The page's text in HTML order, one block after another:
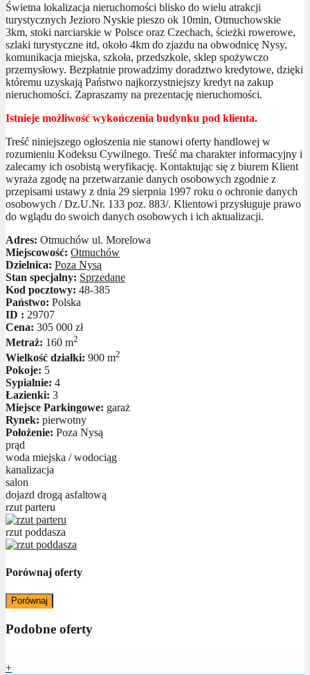
Świetna lokalizacja nieruchomości blisko do wielu atrakcji
turystycznych Jezioro Nyskie pieszo ok 10min, Otmuchowskie
3km, stoki narciarskie w Polsce oraz Czechach, ścieżki rowerowe,
szlaki turystyczne itd, około 4km do zjazdu na obwodnicę Nysy,
komunikacja miejska, szkoła, przedszkole, sklep spożywczo
przemysłowy. Bezpłatnie prowadzimy doradztwo kredytowe, dzięki
któremu uzyskają Państwo najkorzystniejszy kredyt na zakup
nieruchomości. Zapraszamy na prezentację nieruchomości.
Istnieje możliwość wykończenia budynku pod klienta.
Treść niniejszego ogłoszenia nie stanowi oferty handlowej w
rozumieniu Kodeksu Cywilnego. Treść ma charakter informacyjny i
zalecamy ich osobistą weryfikację. Kontaktując się z biurem Klient
wyraża zgodę na przetwarzanie danych osobowych zgodnie z
przepisami ustawy z dnia 29 sierpnia 1997 roku o ochronie danych
osobowych / Dz.U.Nr. 133 poz. 883/. Klientowi przysługuje prawo
do wglądu do swoich danych osobowych i ich aktualizacji.
Adres: Otmuchów ul. Morelowa
Miejscowość: Otmuchów
Dzielnica: Poza Nysą
Stan specjalny: Sprzedane
Kod pocztowy: 48-385
Państwo: Polska
ID : 29707
Cena: 305 000 zł
Metraż: 160 m2
Wielkość działki: 900 m2
Pokoje: 5
Sypialnie: 4
Łazienki: 3
Miejsce Parkingowe: garaż
Rynek: pierwotny
Położenie: Poza Nysą
prąd
woda miejska / wodociąg
kanalizacja
salon
dojazd drogą asfaltową
rzut parteru
rzut poddasza
Porównaj oferty
Porównaj
Podobne oferty
+